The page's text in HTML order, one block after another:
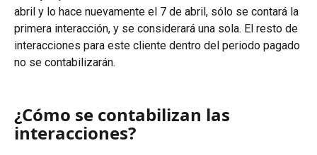
abril y lo hace nuevamente el 7 de abril, sólo se contará la
primera interacción, y se considerará una sola. El resto de
interacciones para este cliente dentro del periodo pagado
no se contabilizarán.
¿Cómo se contabilizan las
interacciones?